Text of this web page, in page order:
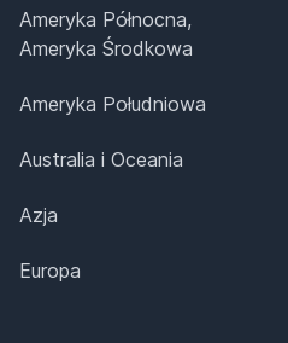
Ameryka Północna,
Ameryka Środkowa
Ameryka Południowa
Australia i Oceania
Azja
Europa